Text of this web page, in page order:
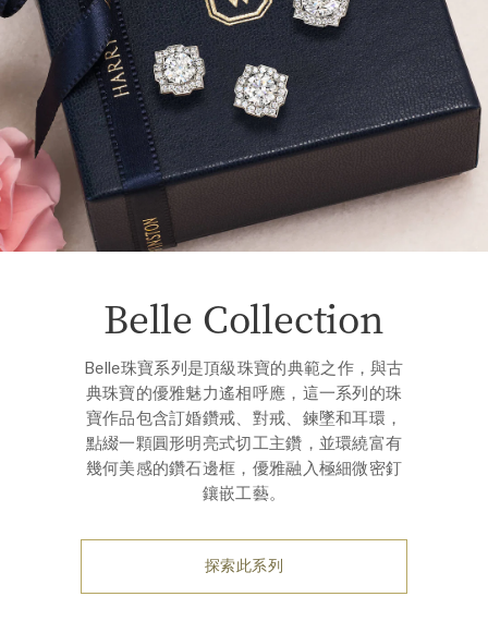
Belle Collection
Belle珠寶系列是頂級珠寶的典範之作，與古
典珠寶的優雅魅力遙相呼應，這一系列的珠
寶作品包含訂婚鑽戒、對戒、鍊墜和耳環，
點綴一顆圓形明亮式切工主鑽，並環繞富有
幾何美感的鑽石邊框，優雅融入極細微密釘
鑲嵌工藝。
探索此系列